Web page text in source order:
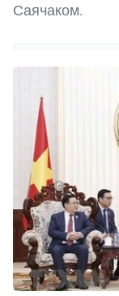
Саячаком.